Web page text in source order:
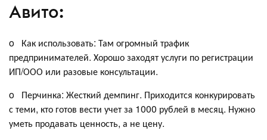
Авито:
o Как использовать: Там огромный трафик
предпринимателей. Хорошо заходят услуги по регистрации
ИП/ООО или разовые консультации.
o Перчинка: Жесткий демпинг. Приходится конкурировать
с теми, кто готов вести учет за 1000 рублей в месяц. Нужно
уметь продавать ценность, а не цену.